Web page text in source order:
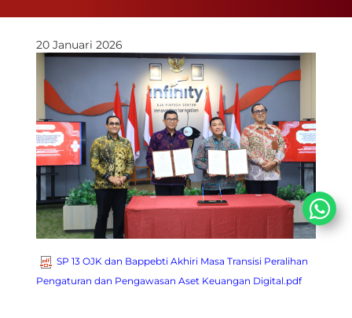
20 Januari 2026
SP 13 OJK dan Bappebti Akhiri Masa Transisi Peralihan
Pengaturan dan Pengawasan Aset Keuangan Digital.pdf